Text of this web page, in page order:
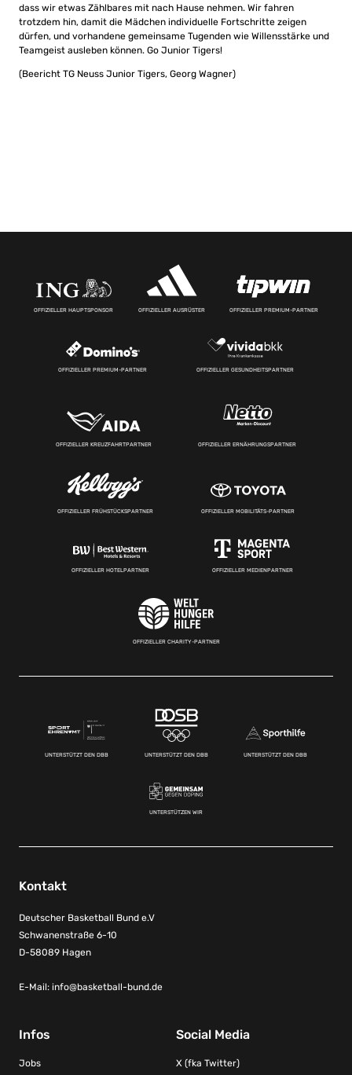
dass wir etwas Zählbares mit nach Hause nehmen. Wir fahren
trotzdem hin, damit die Mädchen individuelle Fortschritte zeigen
dürfen, und vorhandene gemeinsame Tugenden wie Willensstärke und
Teamgeist ausleben können. Go Junior Tigers!
(Beericht TG Neuss Junior Tigers, Georg Wagner)
OFFIZIELLER HAUPTSPONSOR OFFIZIELLER AUSRÜSTER OFFIZIELLER PREMIUM-PARTNER
OFFIZIELLER PREMIUM-PARTNER OFFIZIELLER GESUNDHEITSPARTNER
OFFIZIELLER KREUZFAHRTPARTNER OFFIZIELLER ERNÄHRUNGSPARTNER
OFFIZIELLER FRÜHSTÜCKSPARTNER OFFIZIELLER MOBILITÄTS-PARTNER
OFFIZIELLER HOTELPARTNER OFFIZIELLER MEDIENPARTNER
OFFIZIELLER CHARITY-PARTNER
UNTERSTÜTZT DEN DBB UNTERSTÜTZT DEN DBB UNTERSTÜTZT DEN DBB
UNTERSTÜTZEN WIR
Kontakt
Deutscher Basketball Bund e.V
Schwanenstraße 6-10
D-58089 Hagen
E-Mail: info@basketball-bund.de
Infos
Jobs
Social Media
X (fka Twitter)